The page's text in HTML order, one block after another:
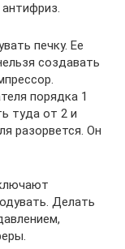
антифриз.
печку. Ее
создавать
порядка 1
туда от 2 и
разорвется. Он
Делать